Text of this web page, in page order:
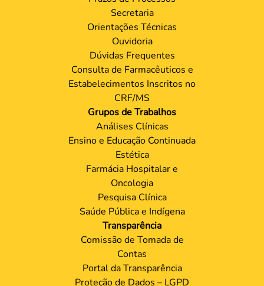
Secretaria
Orientações Técnicas
Ouvidoria
Dúvidas Frequentes
Consulta de Farmacêuticos e
Estabelecimentos Inscritos no
CRF/MS
Grupos de Trabalhos
Análises Clínicas
Ensino e Educação Continuada
Estética
Farmácia Hospitalar e
Oncologia
Pesquisa Clínica
Saúde Pública e Indígena
Transparência
Comissão de Tomada de
Contas
Portal da Transparência
Proteção de Dados – LGPD